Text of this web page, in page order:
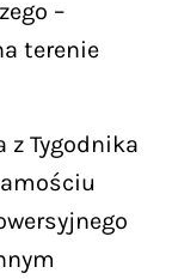
–
terenie
Tygodnika